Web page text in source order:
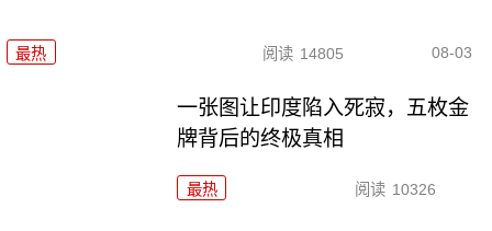
最热 阅读 14805 08-03
一张图让印度陷入死寂，五枚金
牌背后的终极真相
最热 阅读 10326